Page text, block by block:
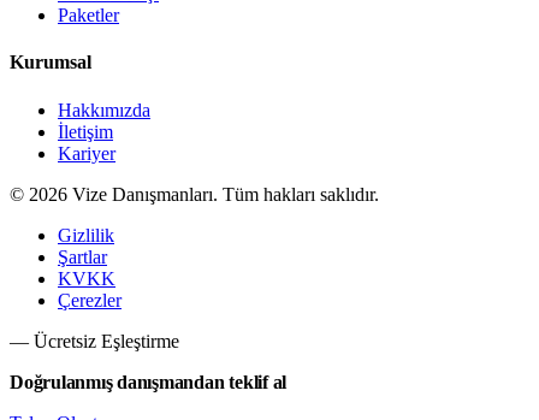
Paketler
Kurumsal
Hakkımızda
İletişim
Kariyer
© 2026 Vize Danışmanları. Tüm hakları saklıdır.
Gizlilik
Şartlar
KVKK
Çerezler
— Ücretsiz Eşleştirme
Doğrulanmış danışmandan teklif al